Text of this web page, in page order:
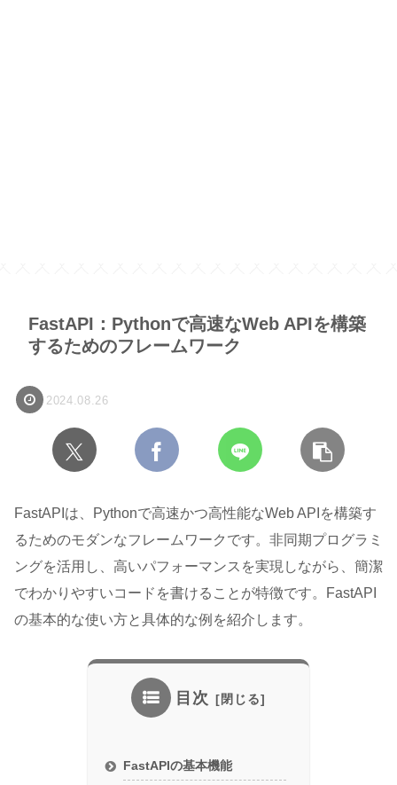
FastAPI：Pythonで高速なWeb APIを構築
するためのフレームワーク
2024.08.26
FastAPIは、Pythonで高速かつ高性能なWeb APIを構築す
るためのモダンなフレームワークです。非同期プログラミ
ングを活用し、高いパフォーマンスを実現しながら、簡潔
でわかりやすいコードを書けることが特徴です。FastAPI
の基本的な使い方と具体的な例を紹介します。
目次
FastAPIの基本機能